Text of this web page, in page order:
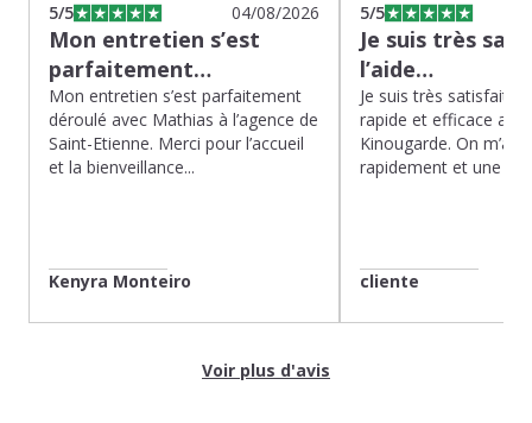
5/5 04/08/2026
Mon entretien s’est
parfaitement…
Mon entretien s’est parfaitement
déroulé avec Mathias à l’agence de
Saint-Etienne. Merci pour l’accueil
et la bienveillance...
Kenyra Monteiro
5/5
Je suis très
l’aide…
Je suis très satisfaite
rapide et efficace
Kinougarde. On m’a
rapidement et une
cliente
Voir plus d'avis